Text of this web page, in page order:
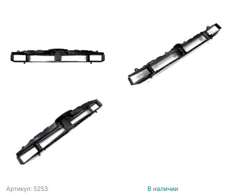
Артикул: 5253 В наличии